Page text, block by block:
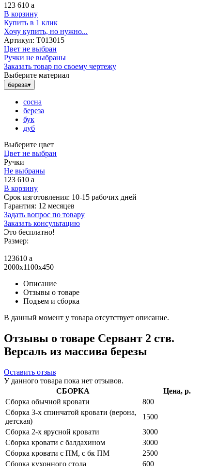
123 610 a
В корзину
Купить в 1 клик
Хочу купить, но нужно...
Артикул: Т013015
Цвет не выбран
Ручки не выбраны
Заказать товар по своему чертежу
Выберите материал
береза▾
сосна
береза
бук
дуб
Выберите цвет
Цвет не выбран
Ручки
Не выбраны
123 610 a
В корзину
Срок изготовления: 10-15 рабочих дней
Гарантия: 12 месяцев
Задать вопрос по товару
Заказать консультацию
Это бесплатно!
Размер:
123610 a
2000x1100x450
Описание
Отзывы о товаре
Подъем и сборка
В данный момент у товара отсутствует описание.
Отзывы о товаре Сервант 2 ств.
Версаль из массива березы
Оставить отзыв
У данного товара пока нет отзывов.
СБОРКА
Цена, р.
Сборка обычной кровати
800
Сборка 3-х спинчатой кровати (верона,
детская)
1500
Сборка 2-х ярусной кровати
3000
Сборка кровати с балдахином
3000
Сборка кровати с ПМ, с бк ПМ
2500
Сборка кухонного стола
600